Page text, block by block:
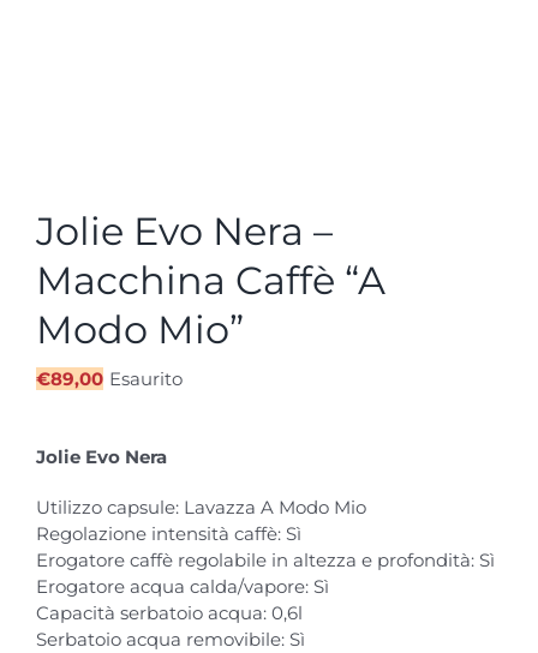
Jolie Evo Nera –
Macchina Caffè “A
Modo Mio”
€89,00 Esaurito
Jolie Evo Nera
Utilizzo capsule: Lavazza A Modo Mio
Regolazione intensità caffè: Sì
Erogatore caffè regolabile in altezza e profondità: Sì
Erogatore acqua calda/vapore: Sì
Capacità serbatoio acqua: 0,6l
Serbatoio acqua removibile: Sì